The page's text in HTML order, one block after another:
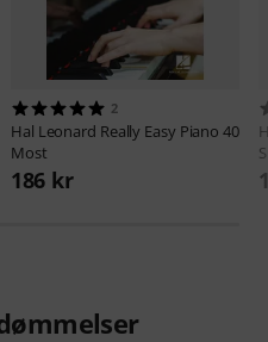
2
Hal Leonard Really Easy Piano 40
Most
186 kr